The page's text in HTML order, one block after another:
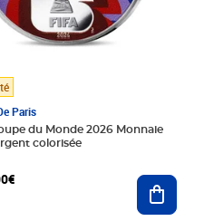
Paris
du Monde 2026 Monnaie
colorisée